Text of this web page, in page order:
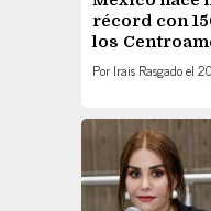
récord con
los
Por Irais Rasgadoel